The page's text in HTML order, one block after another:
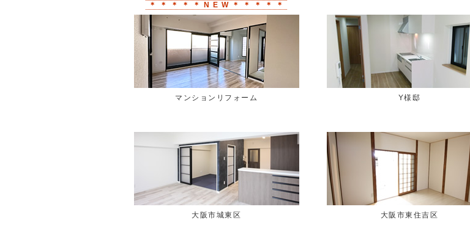
＊ ＊ ＊ ＊ ＊ N E W ＊ ＊ ＊ ＊ ＊
マンションリフォーム Y様邸
大阪市城東区 大阪市東住吉区